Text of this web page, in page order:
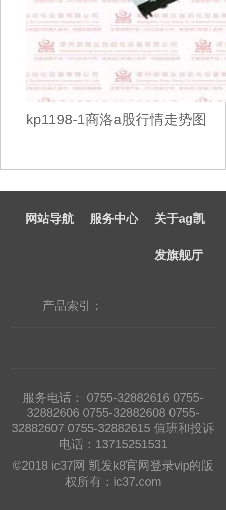
kp1198-1商洛a股行情走势图
网站导航 服务中心 关于ag凯
发旗舰厅
产品索引：
服务电话： 0755-32882616 0755-
32882606 0755-32882608 0755-
32882607 0755-32882615 值班和投诉
电话：13715251531
©2018 ic37网 凯发k8官网登录vip的版
权所有：ic37.com